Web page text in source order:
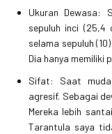
Ukuran Dewasa:
sepuluh inci (25,4
selama sepuluh
Dia hanya memiliki
Sifat: Saat
agresif. Sebagai
Mereka lebih
Tarantula saya